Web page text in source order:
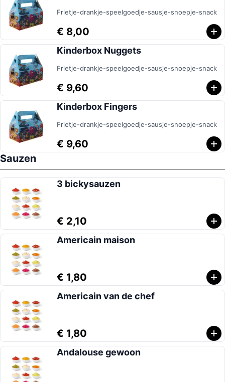
Frietje-drankje-speelgoedje-sausje-snoepje-snack
€ 8,00
Kinderbox Nuggets
Frietje-drankje-speelgoedje-sausje-snoepje-snack
€ 9,60
Kinderbox Fingers
Frietje-drankje-speelgoedje-sausje-snoepje-snack
€ 9,60
Sauzen
3 bickysauzen
€ 2,10
Americain maison
€ 1,80
Americain van de chef
€ 1,80
Andalouse gewoon